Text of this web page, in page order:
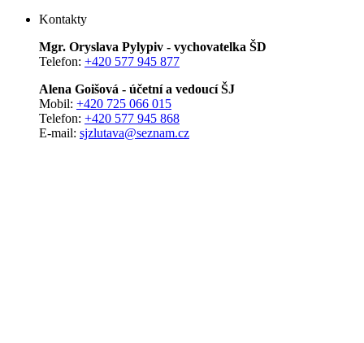
Kontakty
Mgr. Oryslava Pylypiv - vychovatelka ŠD
Telefon: +420 577 945 877
Alena Goišová - účetní a vedoucí ŠJ
Mobil: +420 725 066 015
Telefon: +420 577 945 868
E-mail: sjzlutava@seznam.cz